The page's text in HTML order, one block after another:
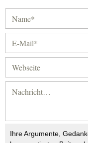
Ihre Argumente,